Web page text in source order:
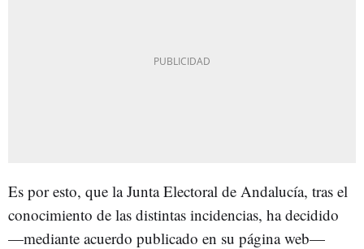
Es por esto, que la Junta Electoral de Andalucía, tras el
conocimiento de las distintas incidencias, ha decidido
—mediante acuerdo publicado en su página web—